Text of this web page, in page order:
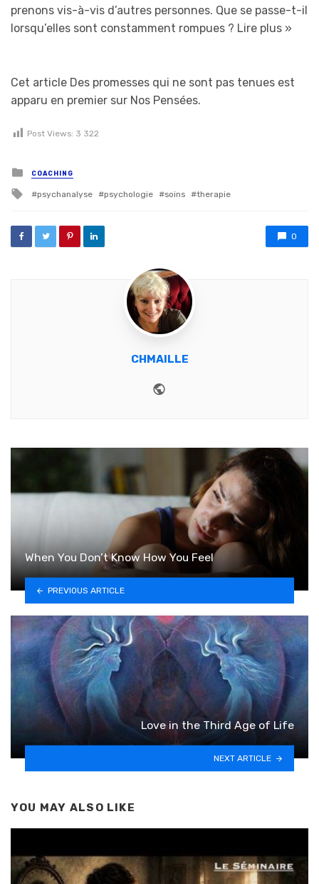
prenons vis-à-vis d’autres personnes. Que se passe-t-il
lorsqu’elles sont constamment rompues ? Lire plus »
Cet article Des promesses qui ne sont pas tenues est
apparu en premier sur Nos Pensées.
Post Views: 3 322
Posted in
COACHING
Tagged with
psychanalyse psychologie soins therapie
0
CHMAILLE
When You Don’t Know How You Feel
PREVIOUS ARTICLE
Love in the Third Age of Life
NEXT ARTICLE
YOU MAY ALSO LIKE